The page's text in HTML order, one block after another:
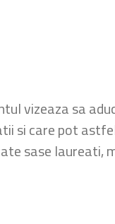
vizeaza sa
si care pot
sase laureati,